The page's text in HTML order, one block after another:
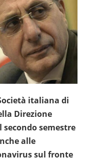
italiana di
Direzione
semestre
alle
sul fronte